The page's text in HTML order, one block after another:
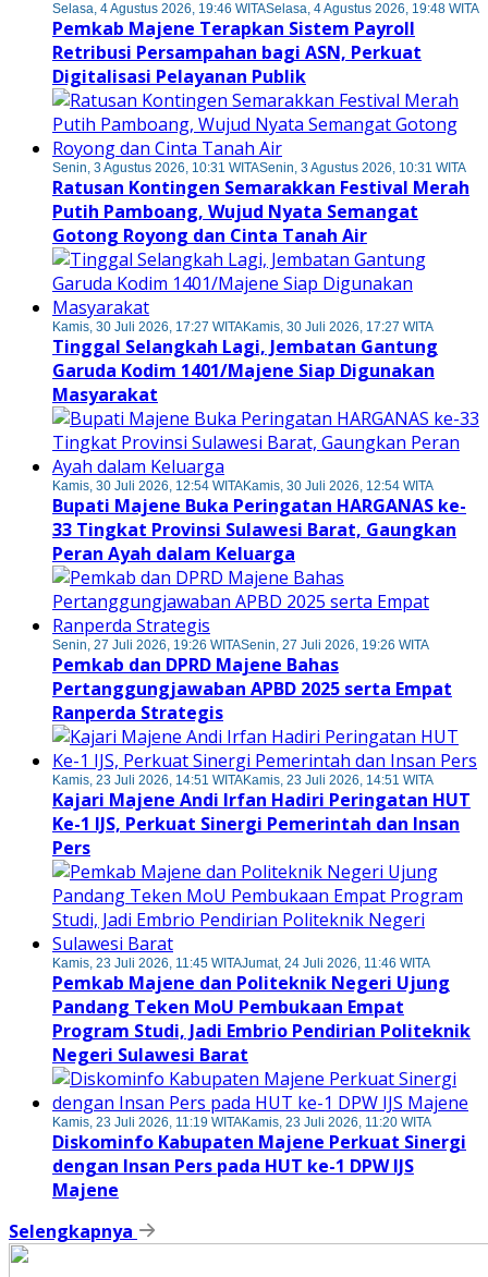
Selasa, 4 Agustus 2026, 19:46 WITASelasa, 4 Agustus 2026, 19:48 WITA
Pemkab Majene Terapkan Sistem Payroll
Retribusi Persampahan bagi ASN, Perkuat
Digitalisasi Pelayanan Publik
Senin, 3 Agustus 2026, 10:31 WITASenin, 3 Agustus 2026, 10:31 WITA
Ratusan Kontingen Semarakkan Festival Merah
Putih Pamboang, Wujud Nyata Semangat
Gotong Royong dan Cinta Tanah Air
Kamis, 30 Juli 2026, 17:27 WITAKamis, 30 Juli 2026, 17:27 WITA
Tinggal Selangkah Lagi, Jembatan Gantung
Garuda Kodim 1401/Majene Siap Digunakan
Masyarakat
Kamis, 30 Juli 2026, 12:54 WITAKamis, 30 Juli 2026, 12:54 WITA
Bupati Majene Buka Peringatan HARGANAS ke-
33 Tingkat Provinsi Sulawesi Barat, Gaungkan
Peran Ayah dalam Keluarga
Senin, 27 Juli 2026, 19:26 WITASenin, 27 Juli 2026, 19:26 WITA
Pemkab dan DPRD Majene Bahas
Pertanggungjawaban APBD 2025 serta Empat
Ranperda Strategis
Kamis, 23 Juli 2026, 14:51 WITAKamis, 23 Juli 2026, 14:51 WITA
Kajari Majene Andi Irfan Hadiri Peringatan HUT
Ke-1 IJS, Perkuat Sinergi Pemerintah dan Insan
Pers
Kamis, 23 Juli 2026, 11:45 WITAJumat, 24 Juli 2026, 11:46 WITA
Pemkab Majene dan Politeknik Negeri Ujung
Pandang Teken MoU Pembukaan Empat
Program Studi, Jadi Embrio Pendirian Politeknik
Negeri Sulawesi Barat
Kamis, 23 Juli 2026, 11:19 WITAKamis, 23 Juli 2026, 11:20 WITA
Diskominfo Kabupaten Majene Perkuat Sinergi
dengan Insan Pers pada HUT ke-1 DPW IJS
Majene
Selengkapnya